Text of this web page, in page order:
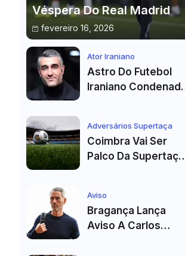
Véspera Do Real Madrid
fevereiro 16, 2026
Ator Iraniano
Astro Do Futebol
Iraniano
Acusado De Estupro
E Sequestro
Adversários Supertaça
Coimbra Vai Ser
Palco Da Supertaça
E Adversários
Confirmados
Aviso
Bragança Lança
Aviso A Carlos